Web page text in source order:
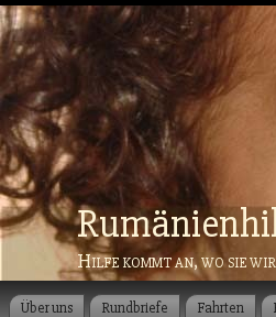
Hilfe kommt an, wo sie
Über uns Rundbriefe Fahrten